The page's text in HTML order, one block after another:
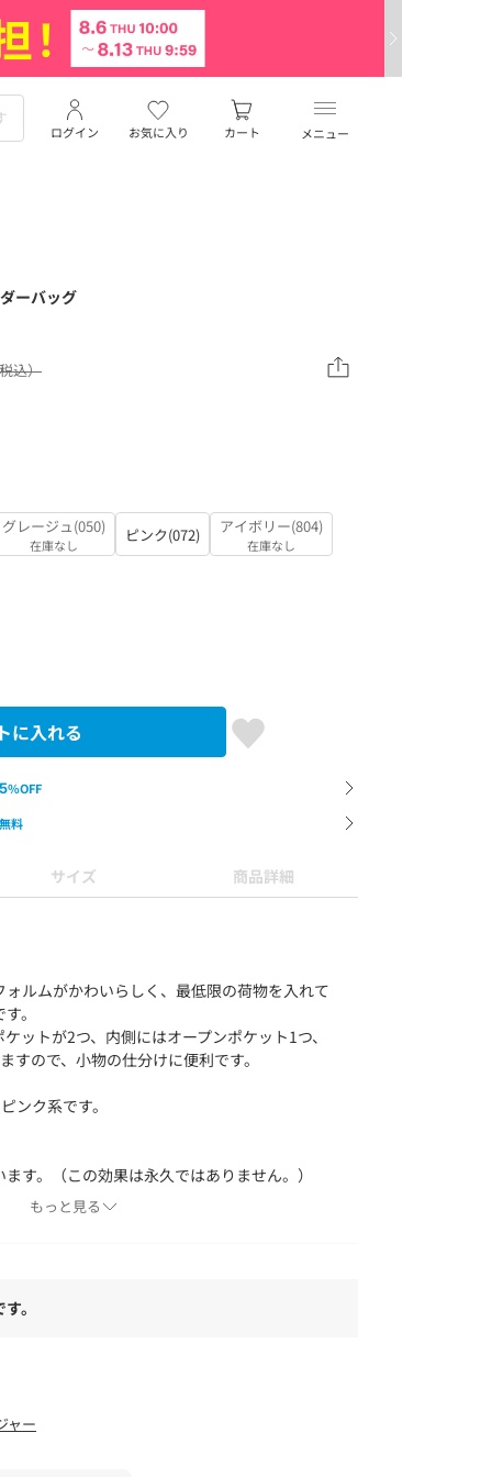
メニュー
お気に入り
ログイン カート
ーバッグ
込）
グレージュ(050)
在庫なし ピンク(072) アイボリー(804)
在庫なし
に入れる
5%OFF
料
サイズ 商品詳細
ルムがかわいらしく、最低限の荷物を入れて
。
ットが2つ、内側にはオープンポケット1つ、
すので、小物の仕分けに便利です。
ンク系です。
す。（この効果は永久ではありません。）
能ですので、2WAYでご利用いただけます。
もっと見る
。
ャー